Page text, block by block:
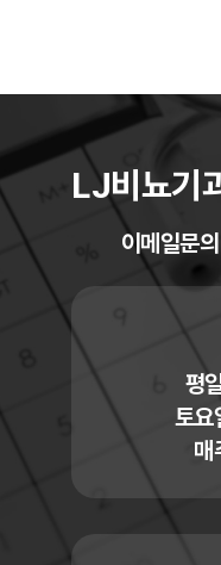
LJ비뇨기
이메일문
평
토요
매